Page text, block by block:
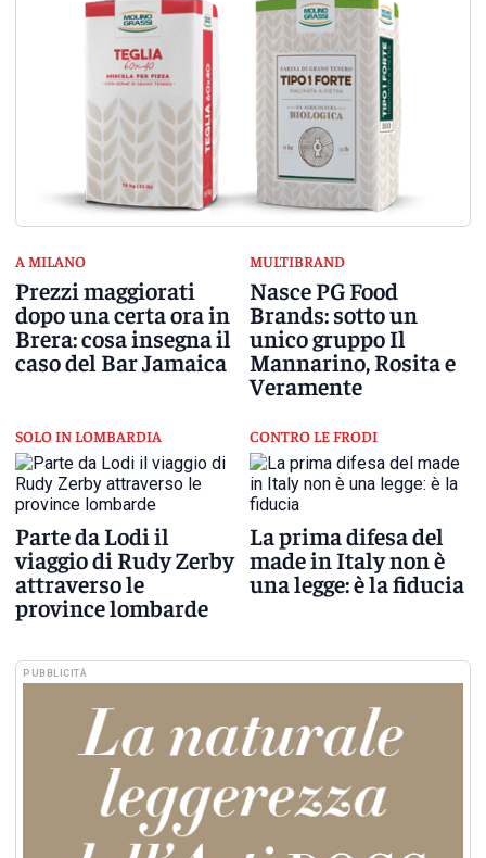
A MILANO
Prezzi maggiorati
dopo una certa ora in
Brera: cosa insegna il
caso del Bar Jamaica
MULTIBRAND
Nasce PG Food
Brands: sotto un
unico gruppo Il
Mannarino, Rosita e
Veramente
SOLO IN LOMBARDIA
Parte da Lodi il
viaggio di Rudy Zerby
attraverso le
province lombarde
CONTRO LE FRODI
La prima difesa del
made in Italy non è
una legge: è la fiducia
PUBBLICITÀ